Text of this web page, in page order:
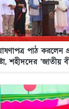
পাঠ করলেন
শহীদদের ‘জাতীয়